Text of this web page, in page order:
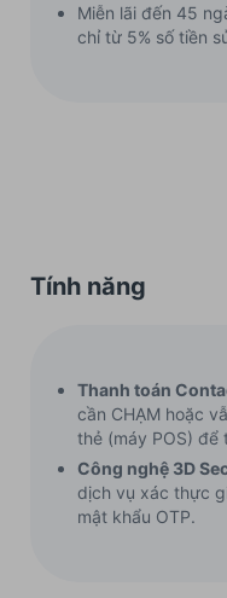
Miễn lãi đến 45
chỉ từ 5% số tiền
Tính năng
Thanh toán
cần CHẠM hoặc
thẻ (máy POS) để
Công nghệ 3D
dịch vụ xác thực
mật khẩu OTP.